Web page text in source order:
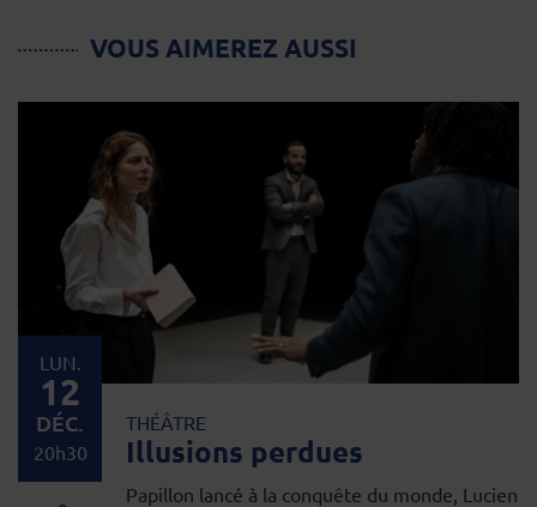
VOUS AIMEREZ AUSSI
THÉÂTRE
Illusions perdues
Papillon lancé à la conquête du monde, Lucien
LUN.
12
DÉC.
20h30